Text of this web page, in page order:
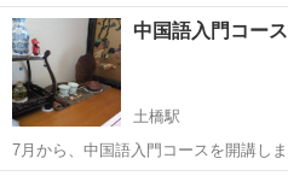
みませんか？キャリアのある講師によ
午後、１時間30分、１回3500円（教科
えてもらえます。他にも、入門、...
広島 広島市 土橋駅
中国語入門コー
土橋駅
7月から、中国語入門コースを開講し
てしまった方、心機一転、入門から始